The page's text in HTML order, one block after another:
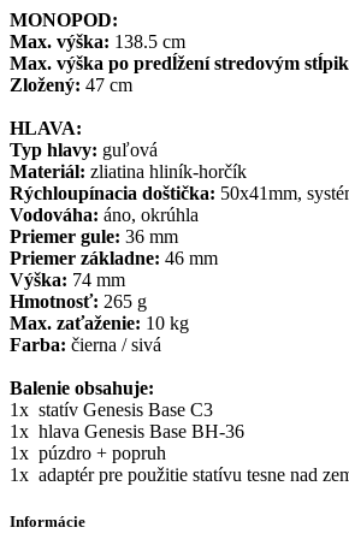
MONOPOD:
Max. výška: 138.5 cm
Max. výška po predĺžení stredovým
Zložený: 47 cm
HLAVA:
Typ hlavy: guľová
Materiál: zliatina hliník-horčík
Rýchloupínacia doštička: 50x41mm,
Vodováha: áno, okrúhla
Priemer gule: 36 mm
Priemer základne: 46 mm
Výška: 74 mm
Hmotnosť: 265 g
Max. zaťaženie: 10 kg
Farba: čierna / sivá
Balenie obsahuje:
1x statív Genesis Base C3
1x hlava Genesis Base BH-36
1x púzdro + popruh
1x adaptér pre použitie statívu tesne nad
Informácie